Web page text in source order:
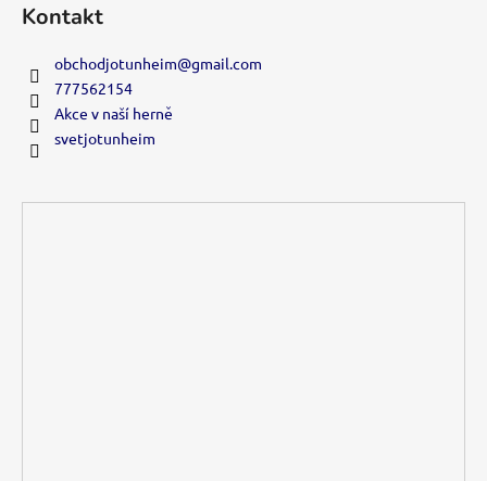
Kontakt
obchodjotunheim@gmail.com
777562154
Akce v naší herně
svetjotunheim